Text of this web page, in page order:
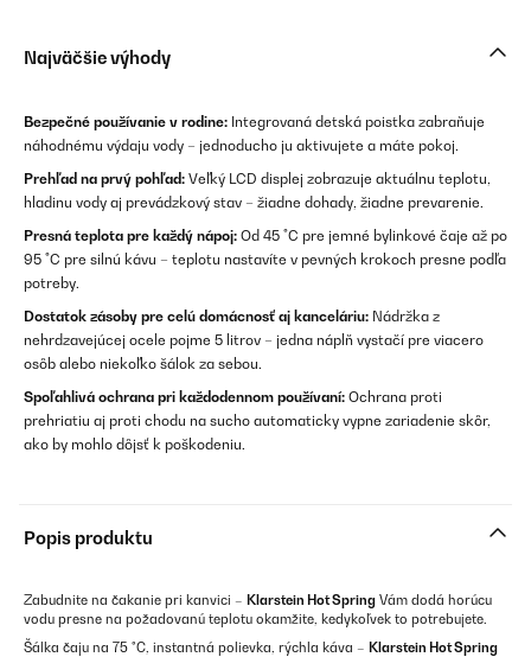
Najväčšie výhody
Bezpečné používanie v rodine: Integrovaná detská poistka zabraňuje
náhodnému výdaju vody – jednoducho ju aktivujete a máte pokoj.
Prehľad na prvý pohľad: Veľký LCD displej zobrazuje aktuálnu teplotu,
hladinu vody aj prevádzkový stav – žiadne dohady, žiadne prevarenie.
Presná teplota pre každý nápoj: Od 45 °C pre jemné bylinkové čaje až po
95 °C pre silnú kávu – teplotu nastavíte v pevných krokoch presne podľa
potreby.
Dostatok zásoby pre celú domácnosť aj kanceláriu: Nádržka z
nehrdzavejúcej ocele pojme 5 litrov – jedna náplň vystačí pre viacero
osôb alebo niekoľko šálok za sebou.
Spoľahlivá ochrana pri každodennom používaní: Ochrana proti
prehriatiu aj proti chodu na sucho automaticky vypne zariadenie skôr,
ako by mohlo dôjsť k poškodeniu.
Popis produktu
Zabudnite na čakanie pri kanvici – Klarstein Hot Spring Vám dodá horúcu
vodu presne na požadovanú teplotu okamžite, kedykoľvek to potrebujete.
Šálka čaju na 75 °C, instantná polievka, rýchla káva – Klarstein Hot Spring